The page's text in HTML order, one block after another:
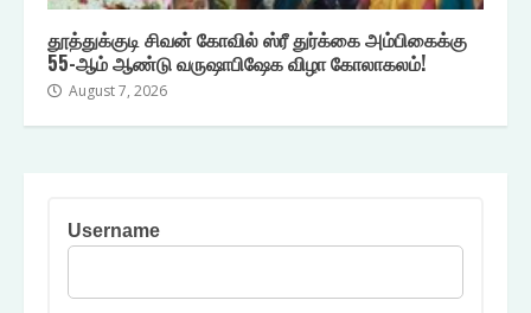
தூத்துக்குடி சிவன் கோவில் ஸ்ரீ துர்க்கை அம்பிகைக்கு
55-ஆம் ஆண்டு வருஷாபிஷேக விழா கோலாகலம்!
August 7, 2026
Username